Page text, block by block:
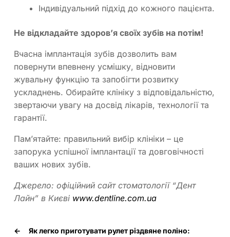
Індивідуальний підхід до кожного пацієнта.
Не відкладайте здоров’я своїх зубів на потім!
Вчасна імплантація зубів дозволить вам
повернути впевнену усмішку, відновити
жувальну функцію та запобігти розвитку
ускладнень. Обирайте клініку з відповідальністю,
звертаючи увагу на досвід лікарів, технології та
гарантії.
Пам’ятайте: правильний вибір клініки – це
запорука успішної імплантації та довговічності
ваших нових зубів.
Джерело: офіційний сайт стоматології “Дент
Лайн” в Києві www.dentline.com.ua
←
Як легко приготувати рулет різдвяне поліно: